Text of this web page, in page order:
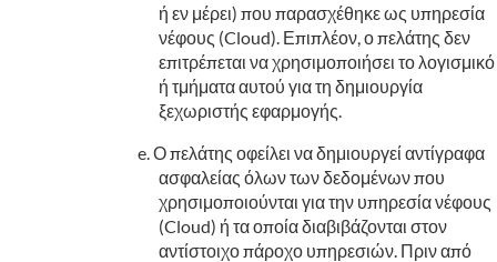
ή εν μέρει) που παρασχέθηκε ως υπηρεσία
νέφους (Cloud). Επιπλέον, ο πελάτης δεν
επιτρέπεται να χρησιμοποιήσει το λογισμικό
ή τμήματα αυτού για τη δημιουργία
ξεχωριστής εφαρμογής.
Ο πελάτης οφείλει να δημιουργεί αντίγραφα
ασφαλείας όλων των δεδομένων που
χρησιμοποιούνται για την υπηρεσία νέφους
(Cloud) ή τα οποία διαβιβάζονται στον
αντίστοιχο πάροχο υπηρεσιών. Πριν από